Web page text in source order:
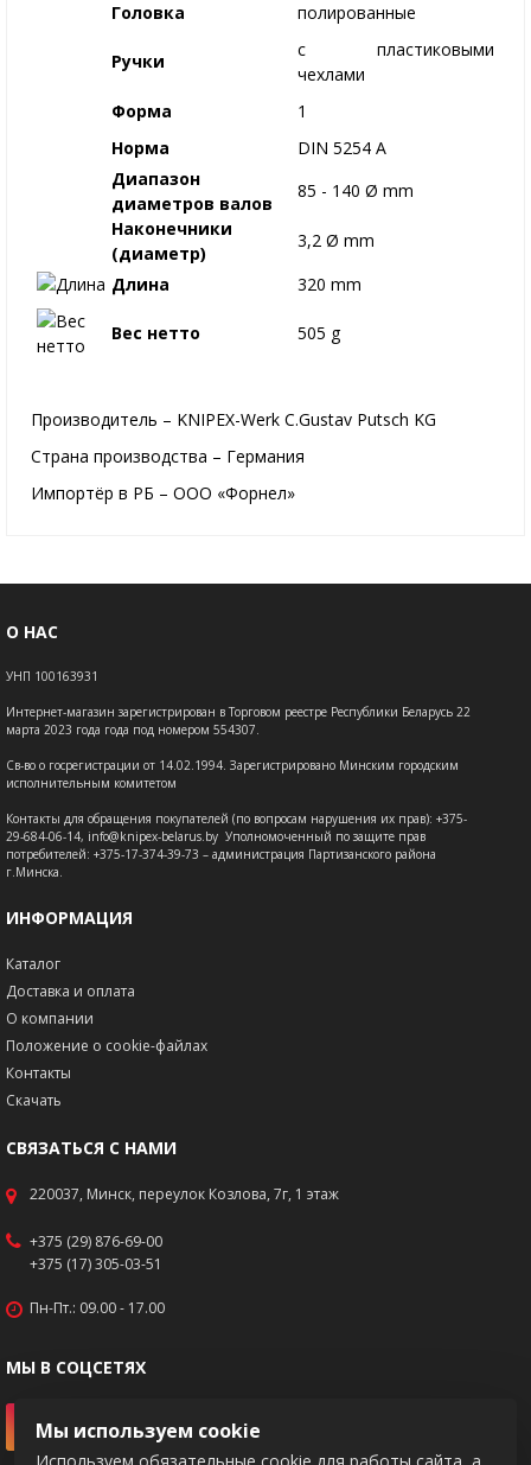
Головка
полированные
Ручки
с пластиковыми
чехлами
Форма
1
Норма
DIN 5254 A
Диапазон
диаметров валов
85 - 140 Ø mm
Наконечники
(диаметр)
3,2 Ø mm
Длина
320 mm
Вес нетто 505 g
Производитель – KNIPEX-Werk C.Gustav Putsch KG
Страна производства – Германия
Импортёр в РБ – ООО «Форнел»
О НАС
УНП 100163931
Интернет-магазин зарегистрирован в Торговом реестре Республики Беларусь 22
марта 2023 года года под номером 554307.
Св-во о госрегистрации от 14.02.1994. Зарегистрировано Минским городским
исполнительным комитетом
Контакты для обращения покупателей (по вопросам нарушения их прав): +375-
29-684-06-14, info@knipex-belarus.by Уполномоченный по защите прав
потребителей: +375-17-374-39-73 – администрация Партизанского района
г.Минска.
ИНФОРМАЦИЯ
Каталог
Доставка и оплата
О компании
Положение о cookie-файлах
Контакты
Скачать
СВЯЗАТЬСЯ С НАМИ
220037, Минск, переулок Козлова, 7г, 1 этаж
+375 (29) 876-69-00
+375 (17) 305-03-51
Пн-Пт.: 09.00 - 17.00
МЫ В СОЦСЕТЯХ
Мы используем cookie